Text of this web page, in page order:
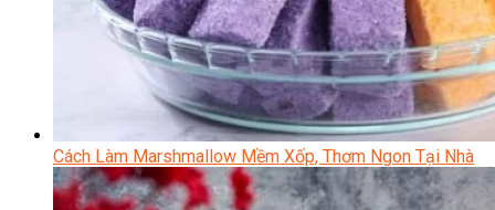
Cách Làm Marshmallow Mềm Xốp, Thơm Ngon Tại Nhà